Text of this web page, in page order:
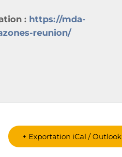
: https://mda-
reunion/
+ Exportation iCal / Outlook